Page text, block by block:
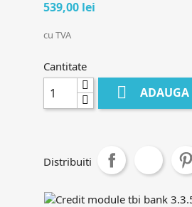
539,00 lei
cu TVA
Cantitate

Distribuiti